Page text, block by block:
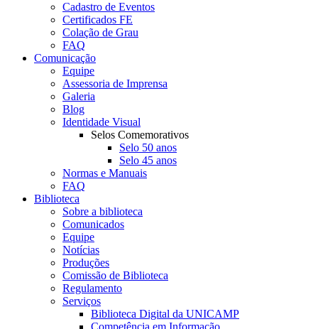
Cadastro de Eventos
Certificados FE
Colação de Grau
FAQ
Comunicação
Equipe
Assessoria de Imprensa
Galeria
Blog
Identidade Visual
Selos Comemorativos
Selo 50 anos
Selo 45 anos
Normas e Manuais
FAQ
Biblioteca
Sobre a biblioteca
Comunicados
Equipe
Notícias
Produções
Comissão de Biblioteca
Regulamento
Serviços
Biblioteca Digital da UNICAMP
Competência em Informação